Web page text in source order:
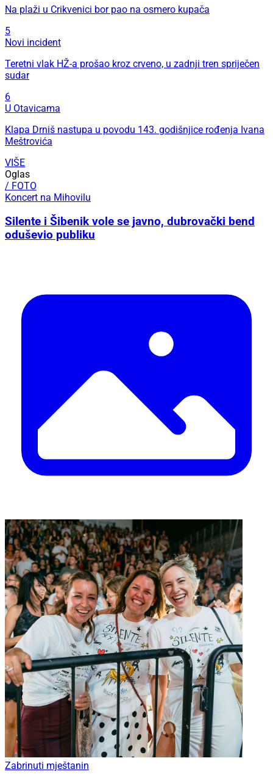
Na plaži u Crikvenici bor pao na osmero kupača
5
Novi incident
Teretni vlak HŽ-a prošao kroz crveno, u zadnji tren spriječen
sudar
6
U Otavicama
Klapa Drniš nastupa u povodu 143. godišnjice rođenja Ivana
Meštrovića
VIŠE
Oglas
/ FOTO
Koncert na Mihovilu
Silente i Šibenik vole se javno, dubrovački bend
oduševio publiku
Zabrinuti mještanin